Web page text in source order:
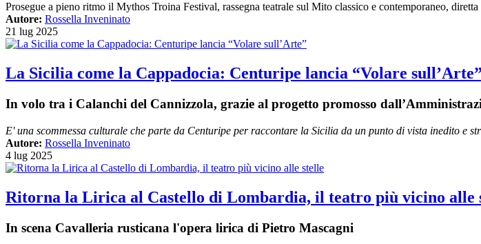
Prosegue a pieno ritmo il Mythos Troina Festival, rassegna teatrale sul Mito classico e contemporaneo,
Autore: Rossella Inveninato
21 lug 2025
La Sicilia come la Cappadocia: Centuripe lancia “Volare sull’Arte”
In volo tra i Calanchi del Cannizzola, grazie al progetto promosso
E' una scommessa culturale che parte da Centuripe per raccontare la Sicilia da un punto di vista inedito e
Autore: Rossella Inveninato
4 lug 2025
Ritorna la Lirica al Castello di Lombardia, il teatro più vicino alle
In scena Cavalleria rusticana l'opera lirica di Pietro Mascagni